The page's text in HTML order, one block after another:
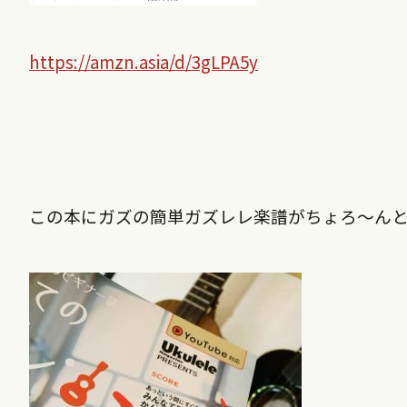
https://amzn.asia/d/3gLPA5y
この本にガズの簡単ガズレレ楽譜がちょろ〜ん